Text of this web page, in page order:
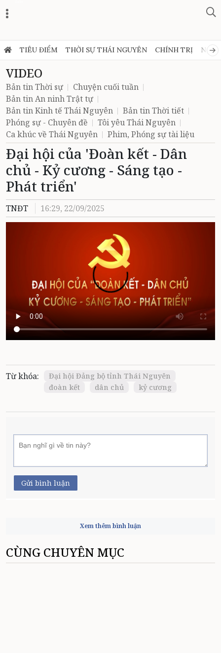
TIÊU ĐIỂM THỜI SỰ THÁI NGUYÊN CHÍNH TRỊ NGHỊ
VIDEO
Bản tin Thời sự
Chuyện cuối tuần
Bản tin An ninh Trật tự
Bản tin Kinh tế Thái Nguyên
Bản tin Thời tiết
Phóng sự - Chuyên đề
Tôi yêu Thái Nguyên
Ca khúc về Thái Nguyên
Phim, Phóng sự tài liệu
Đại hội của 'Đoàn kết - Dân
chủ - Kỷ cương - Sáng tạo -
Phát triển'
TNĐT 16:29, 22/09/2025
Từ khóa:
Đại hội Đảng bộ tỉnh Thái Nguyên
đoàn kết
dân chủ kỷ cương
Gửi bình luận
Xem thêm bình luận
CÙNG CHUYÊN MỤC